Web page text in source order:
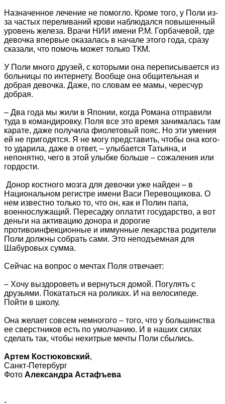
Назначенное лечение не помогло. Кроме того, у Поли из-
за частых переливаний крови наблюдался повышенный
уровень железа. Врачи НИИ имени Р.М. Горбачевой, где
девочка впервые оказалась в начале этого года, сразу
сказали, что помочь может только ТКМ.
У Поли много друзей, с которыми она переписывается из
больницы по интернету. Вообще она общительная и
добрая девочка. Даже, по словам ее мамы, чересчур
добрая.
– Два года мы жили в Японии, когда Романа отправили
туда в командировку. Поля все это время занималась там
карате, даже получила фиолетовый пояс. Но эти умения
ей не пригодятся. Я не могу представить, чтобы она кого-
то ударила, даже в ответ, – улыбается Татьяна, и
непонятно, чего в этой улыбке больше – сожаления или
гордости.
Донор костного мозга для девочки уже найден – в
Национальном регистре имени Васи Перевощикова. О
нем известно только то, что он, как и Полин папа,
военнослужащий. Пересадку оплатит государство, а вот
деньги на активацию донора и дорогие
противоинфекционные и иммунные лекарства родители
Поли должны собрать сами. Это неподъемная для
Шабуровых сумма.
Сейчас на вопрос о мечтах Поля отвечает:
– Хочу выздороветь и вернуться домой. Погулять с
друзьями. Покататься на роликах. И на велосипеде.
Пойти в школу.
Она желает совсем немногого – того, что у большинства
ее сверстников есть по умолчанию. И в наших силах
сделать так, чтобы нехитрые мечты Поли сбылись.
Артем Костюковский,
Санкт-Петербург
Фото Александра Астафъева
-